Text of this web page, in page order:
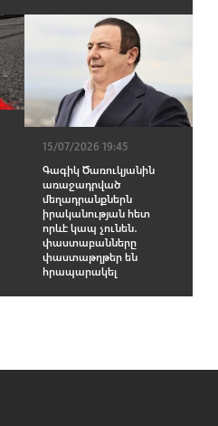
15/07/2026 19:45
Գագիկ Ծառուկյանին
առաջադրված
մեղադրանքներն
իրականության հետ
որևէ կապ չունեն․
փաստաբանները
փաստաթղթեր են
հրապարակել